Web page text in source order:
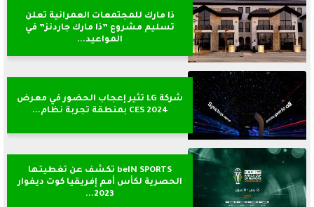
ذا مارك للمجتمعات العمرانية تعلن
تسليم مشروع ”ذا مارك جاردنز” في
المواعيد...
شركة LG تثير إعجاب الحضور في معرض
CES 2024 بمنطقة تجربة نظام...
beIN SPORTS تكشف عن تغطيتها
الحصرية لكأس أمم إفريقيا كوت ديفوار
2023...